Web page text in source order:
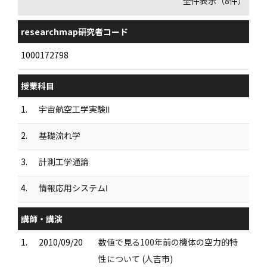
researchmap研究者コード
1000172798
授業科目
1.
宇宙航空工学実験Ⅱ
2. 基礎流れ学
3. 計測工学通論
4. 情報応用システムⅠ
講師・講演
1.
2010/09/20
数値で見る100年前の機体の空力的特
性について (人吉市)